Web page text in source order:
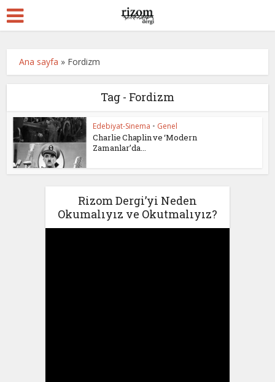
Ana sayfa » Fordizm
Tag - Fordizm
Edebiyat-Sinema • Genel
Charlie Chaplin ve ‘Modern
Zamanlar’da...
Rizom Dergi’yi Neden
Okumalıyız ve Okutmalıyız?